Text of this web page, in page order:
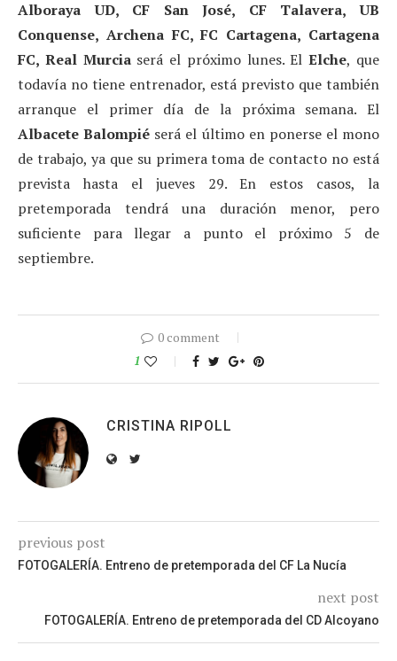
Alboraya UD, CF San José, CF Talavera, UB
Conquense, Archena FC, FC Cartagena, Cartagena
FC, Real Murciaserá el próximo lunes. ElElche, que
todavía no tiene entrenador, está previsto que también
arranque el primer día de la próxima semana. El
Albacete Balompié será el último en ponerse el mono
de trabajo, ya que su primera toma de contacto no está
prevista hasta el jueves 29. En estos casos, la
pretemporada tendrá una duración menor, pero
suficiente para llegar a punto el próximo 5 de
septiembre.
0 comment
1
CRISTINA RIPOLL
previous post
FOTOGALERÍA. Entreno de pretemporada del CF La Nucía
next post
FOTOGALERÍA. Entreno de pretemporada del CD Alcoyano